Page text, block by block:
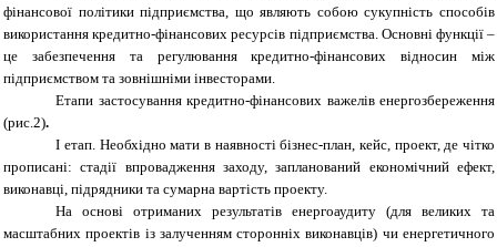
фінансової політики підприємства, що являють собою сукупність способів
використання кредитно-фінансових ресурсів підприємства. Основні функції –
це забезпечення та регулювання кредитно-фінансових відносин між
підприємством та зовнішніми інвесторами.
Етапи застосування кредитно-фінансових важелів енергозбереження
(рис.2).
I етап. Необхідно мати в наявності бізнес-план, кейс, проект, де чітко
прописані: стадії впровадження заходу, запланований економічний ефект,
виконавці, підрядники та сумарна вартість проекту.
На основі отриманих результатів енергоаудиту (для великих та
масштабних проектів із залученням сторонніх виконавців) чи енергетичного